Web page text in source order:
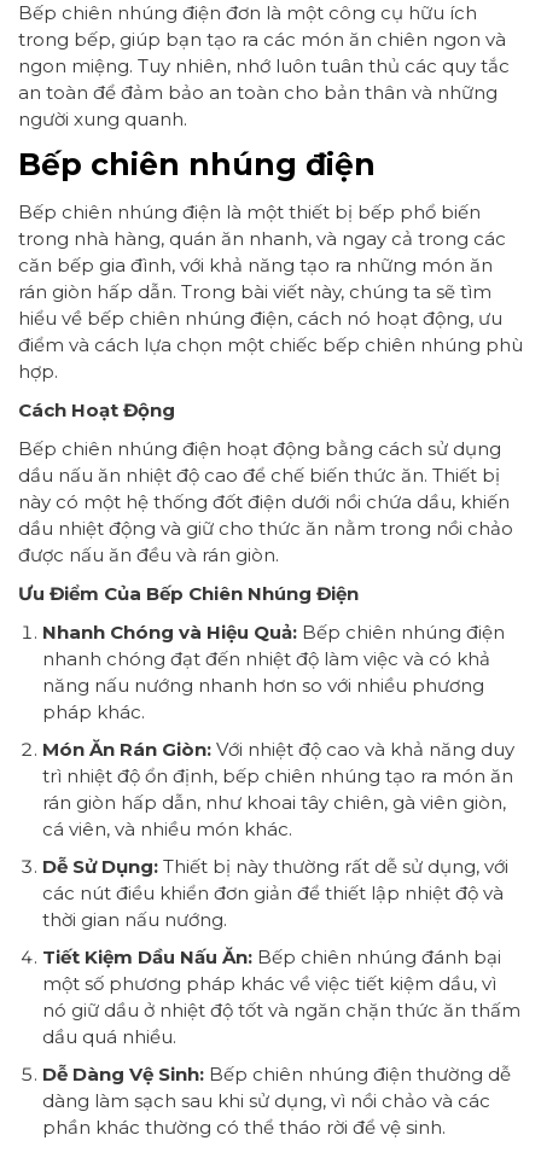
Bếp chiên nhúng điện đơn là một công cụ hữu ích
trong bếp, giúp bạn tạo ra các món ăn chiên ngon và
ngon miệng. Tuy nhiên, nhớ luôn tuân thủ các quy tắc
an toàn để đảm bảo an toàn cho bản thân và những
người xung quanh.
Bếp chiên nhúng điện
Bếp chiên nhúng điện là một thiết bị bếp phổ biến
trong nhà hàng, quán ăn nhanh, và ngay cả trong các
căn bếp gia đình, với khả năng tạo ra những món ăn
rán giòn hấp dẫn. Trong bài viết này, chúng ta sẽ tìm
hiểu về bếp chiên nhúng điện, cách nó hoạt động, ưu
điểm và cách lựa chọn một chiếc bếp chiên nhúng phù
hợp.
Cách Hoạt Động
Bếp chiên nhúng điện hoạt động bằng cách sử dụng
dầu nấu ăn nhiệt độ cao để chế biến thức ăn. Thiết bị
này có một hệ thống đốt điện dưới nồi chứa dầu, khiến
dầu nhiệt động và giữ cho thức ăn nằm trong nồi chảo
được nấu ăn đều và rán giòn.
Ưu Điểm Của Bếp Chiên Nhúng Điện
Nhanh Chóng và Hiệu Quả:Bếp chiên nhúng điện
nhanh chóng đạt đến nhiệt độ làm việc và có khả
năng nấu nướng nhanh hơn so với nhiều phương
pháp khác.
Món Ăn Rán Giòn:Với nhiệt độ cao và khả năng duy
trì nhiệt độ ổn định, bếp chiên nhúng tạo ra món ăn
rán giòn hấp dẫn, như khoai tây chiên, gà viên giòn,
cá viên, và nhiều món khác.
Dễ Sử Dụng:Thiết bị này thường rất dễ sử dụng, với
các nút điều khiển đơn giản để thiết lập nhiệt độ và
thời gian nấu nướng.
Tiết Kiệm Dầu Nấu Ăn:Bếp chiên nhúng đánh bại
một số phương pháp khác về việc tiết kiệm dầu, vì
nó giữ dầu ở nhiệt độ tốt và ngăn chặn thức ăn thấm
dầu quá nhiều.
Dễ Dàng Vệ Sinh:Bếp chiên nhúng điện thường dễ
dàng làm sạch sau khi sử dụng, vì nồi chảo và các
phần khác thường có thể tháo rời để vệ sinh.